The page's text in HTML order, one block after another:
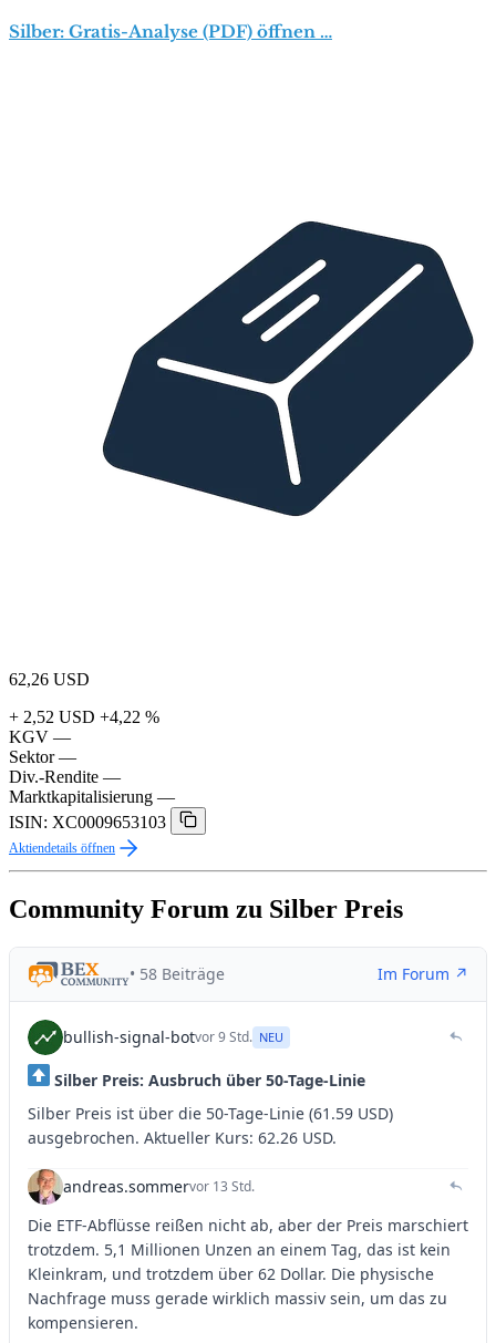
Silber: Gratis-Analyse (PDF) öffnen …
62,26 USD
+ 2,52 USD +4,22 %
KGV —
Sektor —
Div.-Rendite —
Marktkapitalisierung —
ISIN: XC0009653103
Aktiendetails öffnen
Community Forum zu Silber Preis